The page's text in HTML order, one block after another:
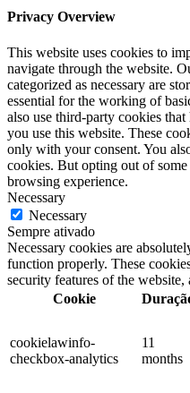
Privacy Overview
This website uses cookies to
navigate through the website.
categorized as necessary are
essential for the working of
also use third-party cookies
you use this website. These
only with your consent. You
cookies. But opting out of
browsing experience.
Necessary
Necessary
Sempre ativado
Necessary cookies are
function properly. These
security features of the website,
Cookie
cookielawinfo-
checkbox-analytics
11
months